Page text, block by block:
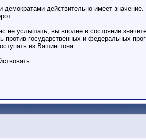
действительно имеет
не услышать, вы вполне в состоянии
против государственных и федеральных
из Вашингтона.